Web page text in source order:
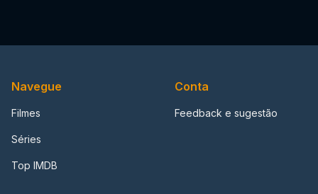
Navegue
Filmes
Séries
Top IMDB
Conta
Feedback e sugestão